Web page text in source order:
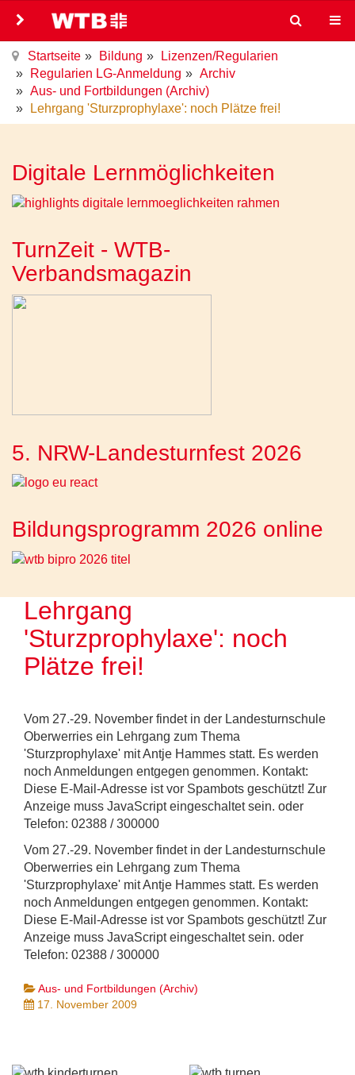
Startseite Bildung
Lizenzen/Regularien
Regularien LG-Anmeldung
Archiv
Aus- und Fortbildungen (Archiv)
Lehrgang 'Sturzprophylaxe': noch Plätze frei!
Digitale Lernmöglichkeiten
TurnZeit - WTB-
Verbandsmagazin
5. NRW-Landesturnfest 2026
Bildungsprogramm 2026 online
Lehrgang
'Sturzprophylaxe': noch
Plätze frei!
Vom 27.-29. November findet in der Landesturnschule
Oberwerries ein Lehrgang zum Thema
'Sturzprophylaxe' mit Antje Hammes statt. Es werden
noch Anmeldungen entgegen genommen. Kontakt:
Diese E-Mail-Adresse ist vor Spambots geschützt! Zur
Anzeige muss JavaScript eingeschaltet sein. oder
Telefon: 02388 / 300000
Vom 27.-29. November findet in der Landesturnschule
Oberwerries ein Lehrgang zum Thema
'Sturzprophylaxe' mit Antje Hammes statt. Es werden
noch Anmeldungen entgegen genommen. Kontakt:
Diese E-Mail-Adresse ist vor Spambots geschützt! Zur
Anzeige muss JavaScript eingeschaltet sein. oder
Telefon: 02388 / 300000
Aus- und Fortbildungen (Archiv)
17. November 2009